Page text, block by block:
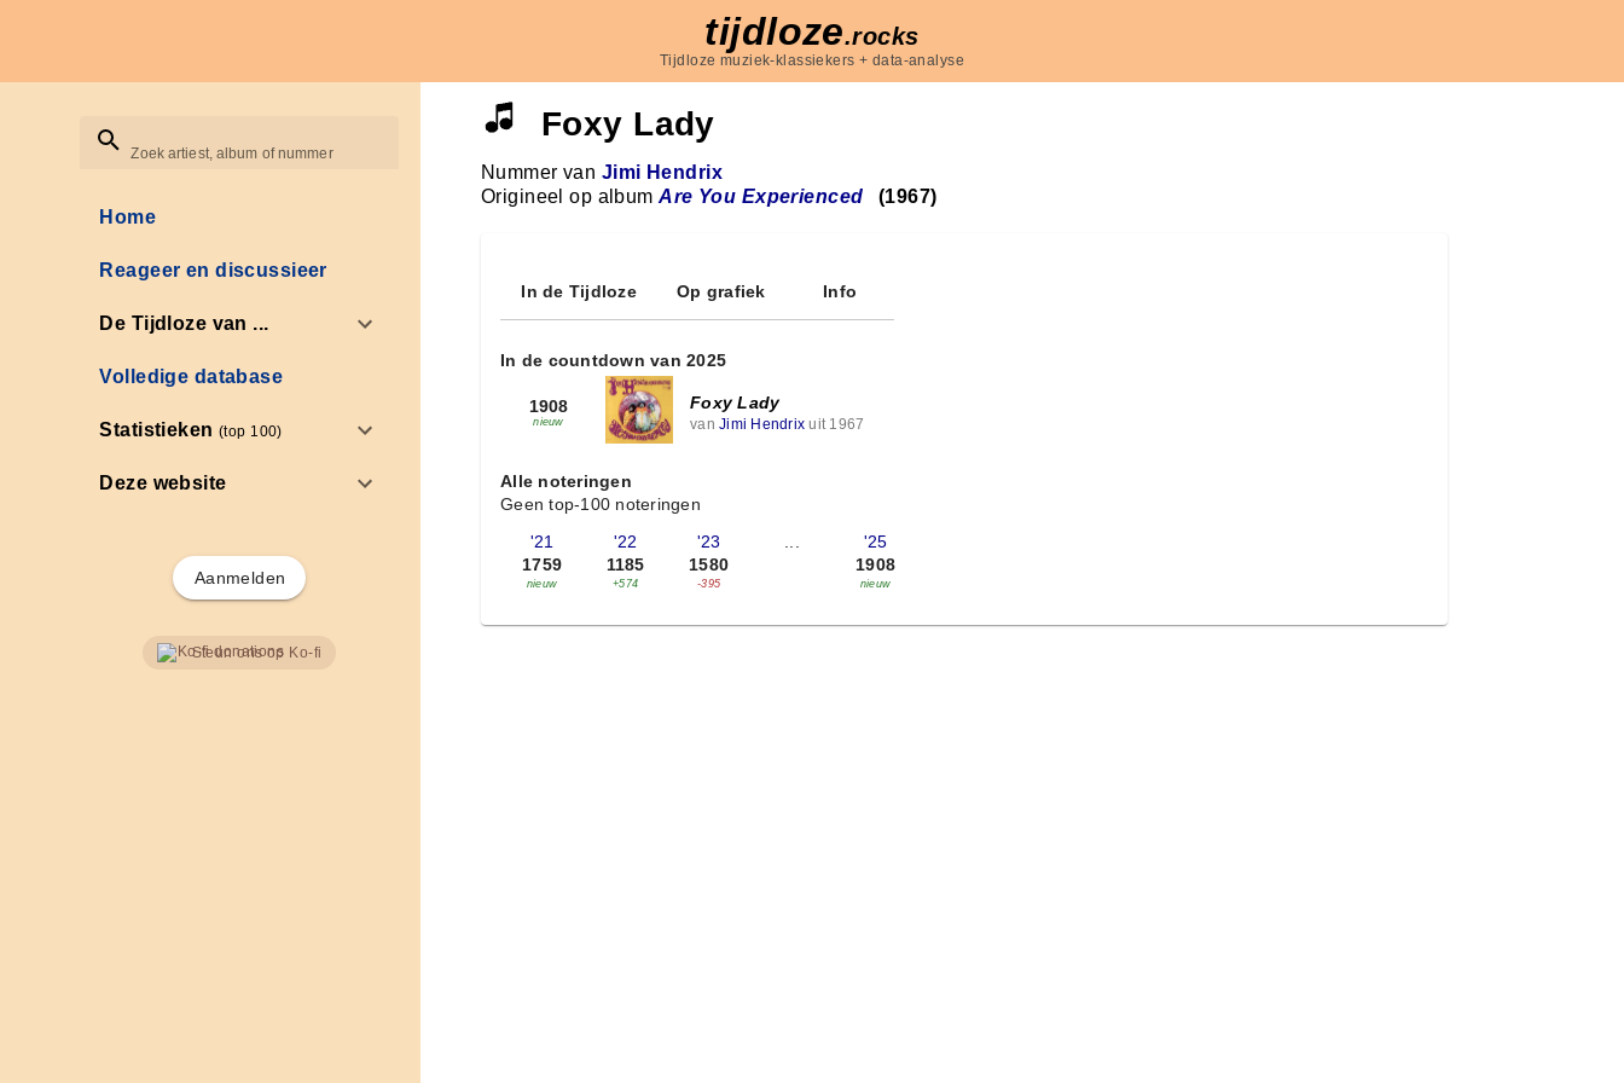
tijdloze.rocks
Tijdloze muziek-klassiekers + data-analyse
Zoek artiest, album of nummer
Home
Reageer en discussieer
De Tijdloze van ...
Volledige database
Statistieken(top 100)
Deze website
Aanmelden
Steun ons op Ko-fi
Foxy Lady
Nummer van Jimi Hendrix
Origineel op albumAre You Experienced (1967)
In de Tijdloze Op grafiek Info
In de countdown van 2025
1908
nieuw
Foxy Lady
van Jimi Hendrix uit 1967
Alle noteringen
Geen top-100 noteringen
'21
1759
nieuw
'22
1185
+574
'23
1580
-395
...
'25
1908
nieuw